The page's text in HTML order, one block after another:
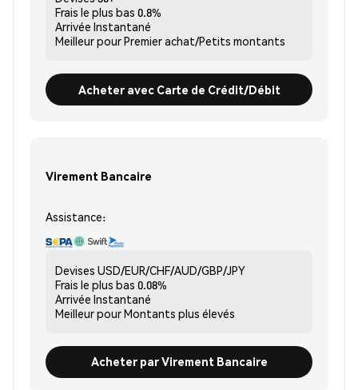
Frais le plus bas 0.8%
Arrivée Instantané
Meilleur pourPremier achat/Petits montants
Acheter avec Carte de Crédit/Débit
Virement Bancaire
Assistance:
Devises USD/EUR/CHF/AUD/GBP/JPY
Frais le plus bas 0.08%
Arrivée Instantané
Meilleur pourMontants plus élevés
Acheter par Virement Bancaire